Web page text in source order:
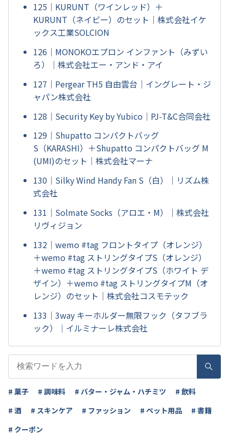
125｜KURUNT（ワインレッド）＋
KURUNT（ネイビー）のセット｜株式会社イケ
ックス工業SOLCION
126｜MONOKOエプロン インファント（みずい
ろ）｜株式会社エー・アンド・アイ
127｜Pergear TH5 自由雲台｜イングレート・ジ
ャパン株式会社
128｜Security Key by Yubico｜PJ-T&C合同会社
129｜Shupatto コンパクトバッグ
S（KARASHI）＋Shupatto コンパクトバッグ M
(UMI)のセット｜株式会社マーナ
130｜Silky Wind Handy Fan S（白）｜リズム株
式会社
131｜Solmate Socks（アロエ・M）｜株式会社
リヴィジョン
132｜wemo #tag フロントタイプ（オレンジ）
＋wemo #tag ストリングタイプS（オレンジ）
＋wemo #tag ストリングタイプS（ホワイト デ
ザイン）＋wemo #tag ストリングタイプM（オ
レンジ）のセット｜株式会社コスモテック
133｜3way キーホルダー無限フック（タフブラ
ック）｜イルミナーレ株式会社
# 菓子 # 調味料 # バター・ジャム・ハチミツ
# 飲料
# 酒
# スキンケア # ファッション # ペット用品
# 書籍
# クーポン